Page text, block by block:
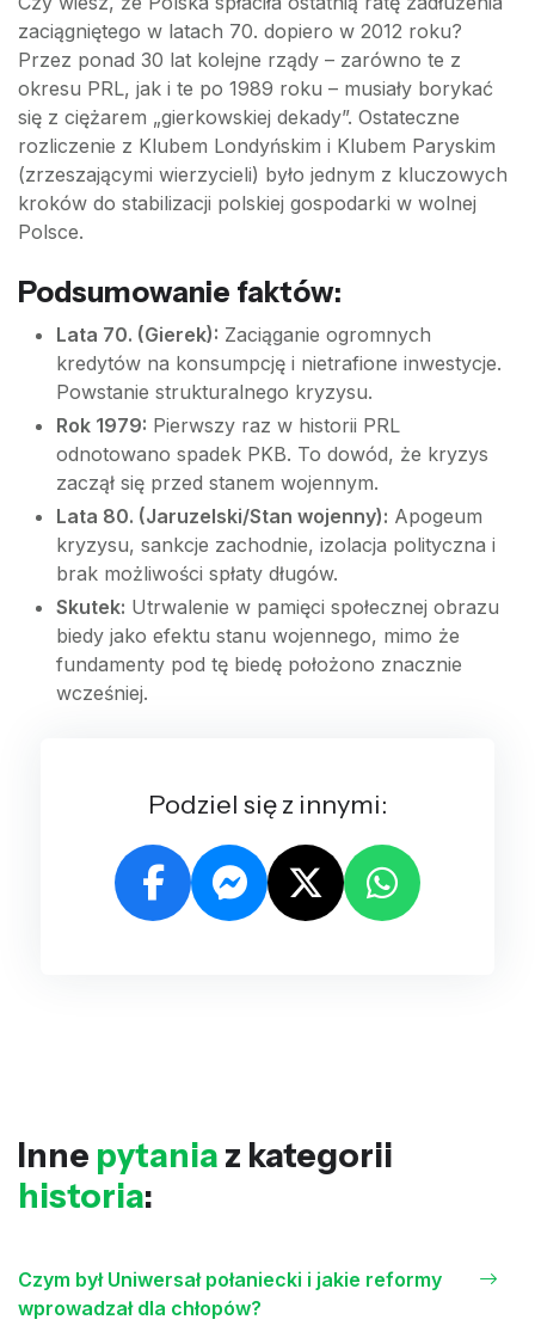
zaciągniętego w latach 70. dopiero w 2012 roku?
Przez ponad 30 lat kolejne rządy – zarówno te z
okresu PRL, jak i te po 1989 roku – musiały borykać
się z ciężarem „gierkowskiej dekady”. Ostateczne
rozliczenie z Klubem Londyńskim i Klubem Paryskim
(zrzeszającymi wierzycieli) było jednym z kluczowych
kroków do stabilizacji polskiej gospodarki w wolnej
Polsce.
Podsumowanie faktów:
Lata 70. (Gierek): Zaciąganie ogromnych
kredytów na konsumpcję i nietrafione inwestycje.
Powstanie strukturalnego kryzysu.
Rok 1979: Pierwszy raz w historii PRL
odnotowano spadek PKB. To dowód, że kryzys
zaczął się przed stanem wojennym.
Lata 80. (Jaruzelski/Stan wojenny): Apogeum
kryzysu, sankcje zachodnie, izolacja polityczna i
brak możliwości spłaty długów.
Skutek: Utrwalenie w pamięci społecznej obrazu
biedy jako efektu stanu wojennego, mimo że
fundamenty pod tę biedę położono znacznie
wcześniej.
Podziel się z innymi:
Inne pytania z kategorii
historia:
Czym był Uniwersał połaniecki i jakie reformy
wprowadzał dla chłopów?